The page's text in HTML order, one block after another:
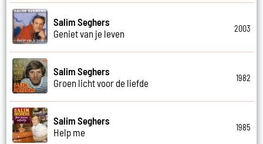
Salim Seghers
Geniet van je leven
2003
Salim Seghers
Groen licht voor de liefde
1982
Salim Seghers
Help me
1985